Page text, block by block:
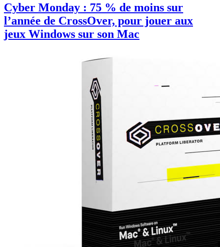
Cyber Monday : 75 % de moins sur
l’année de CrossOver, pour jouer aux
jeux Windows sur son Mac